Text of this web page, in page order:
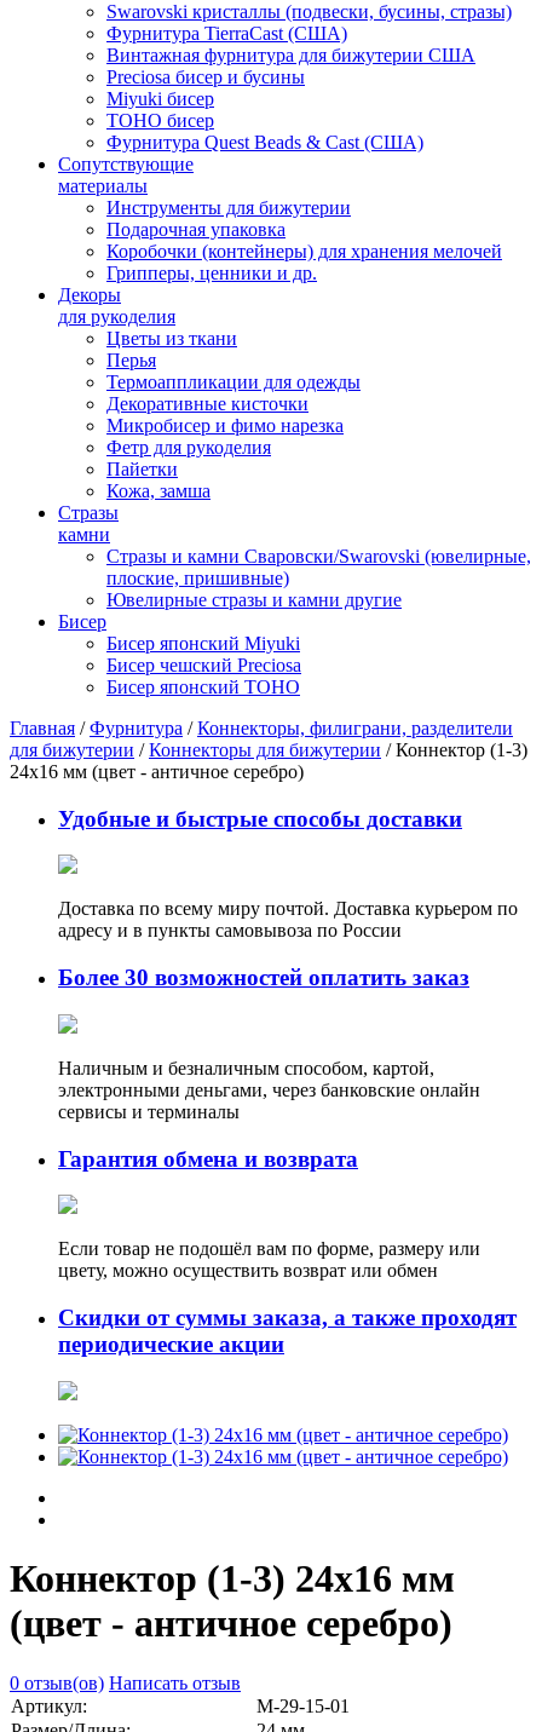
Swarovski кристаллы (подвески, бусины, стразы)
Фурнитура TierraCast (США)
Винтажная фурнитура для бижутерии США
Preciosa бисер и бусины
Miyuki бисер
TOHO бисер
Фурнитура Quest Beads & Cast (США)
Сопутствующие
материалы
Инструменты для бижутерии
Подарочная упаковка
Коробочки (контейнеры) для хранения мелочей
Грипперы, ценники и др.
Декоры
для рукоделия
Цветы из ткани
Перья
Термоаппликации для одежды
Декоративные кисточки
Микробисер и фимо нарезка
Фетр для рукоделия
Пайетки
Кожа, замша
Стразы
камни
Стразы и камни Сваровски/Swarovski (ювелирные,
плоские, пришивные)
Ювелирные стразы и камни другие
Бисер
Бисер японский Miyuki
Бисер чешский Preciosa
Бисер японский TOHO
Главная /Фурнитура /Коннекторы, филиграни, разделители
для бижутерии /Коннекторы для бижутерии / Коннектор (1-3)
24х16 мм (цвет - античное серебро)
Удобные и быстрые способы доставки
Доставка по всему миру почтой. Доставка курьером по
адресу и в пункты самовывоза по России
Более 30 возможностей оплатить заказ
Наличным и безналичным способом, картой,
электронными деньгами, через банковские онлайн
сервисы и терминалы
Гарантия обмена и возврата
Если товар не подошёл вам по форме, размеру или
цвету, можно осуществить возврат или обмен
Скидки от суммы заказа, а также проходят
периодические акции
Коннектор (1-3) 24х16 мм
(цвет - античное серебро)
0 отзыв(ов) Написать отзыв
Артикул:
М-29-15-01